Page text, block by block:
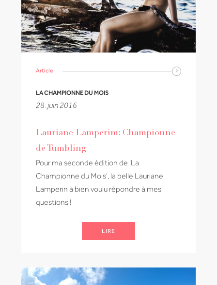
Article
LA CHAMPIONNE DU MOIS
28. juin 2016
Lauriane Lamperim: Championne
de Tumbling
Pour ma seconde édition de ‘La
Championne du Mois’, la belle Lauriane
Lamperin à bien voulu répondre à mes
questions !
LIRE